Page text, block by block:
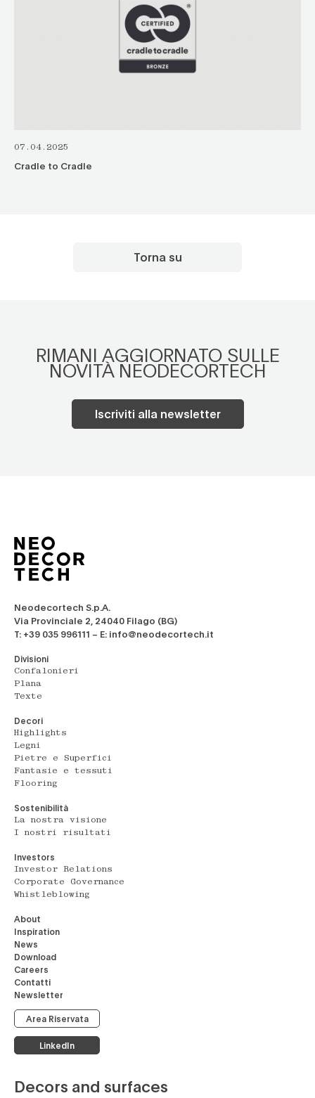
07.04.2025
Cradle to Cradle
Torna su
RIMANI AGGIORNATO SULLE
NOVITÀ NEODECORTECH
Iscriviti alla newsletter
Neodecortech S.p.A.
Via Provinciale 2, 24040 Filago (BG)
T: +39 035 996111 – E: info@neodecortech.it
Divisioni
Confalonieri
Plana
Texte
Decori
Highlights
Legni
Pietre e Superfici
Fantasie e tessuti
Flooring
Sostenibilità
La nostra visione
I nostri risultati
Investors
Investor Relations
Corporate Governance
Whistleblowing
About
Inspiration
News
Download
Careers
Contatti
Newsletter
Area Riservata
LinkedIn
Decors and surfaces